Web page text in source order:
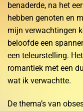
benaderde, na het
hebben genoten en
mijn verwachtingen
beloofde een
een teleurstelling.
romantiek met een
wat ik verwachtte.
De thema’s van